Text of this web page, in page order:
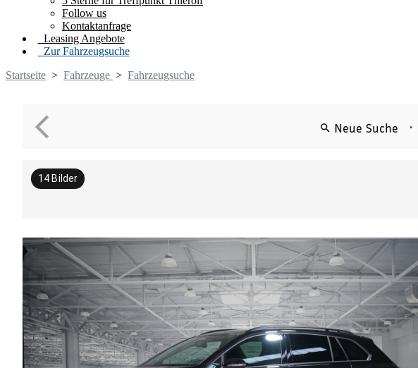
Follow us
Kontaktanfrage
Leasing Angebote
Zur Fahrzeugsuche
Startseite > Fahrzeuge > Fahrzeugsuche
Neue Suche •
14 Bilder